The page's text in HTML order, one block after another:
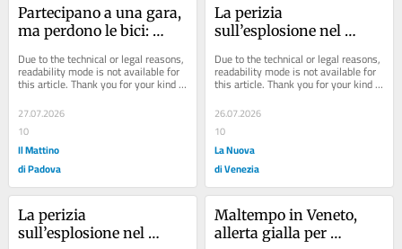
Partecipano a una gara,
ma perdono le bici:
premiazione
Due to the technical or legal reasons,
readability mode is not available for
this article. Thank you for your kind
27.07.2026
10
Il Mattino
di Padova
La perizia
sull’esplosione nel
poliziotti: «Fu una
trappola per uccidere»
Due to the technical or legal reasons,
readability mode is not available for
this article. Thank you for your kind
26.07.2026
10
La Nuova
di Venezia
La perizia
sull’esplosione nel
Maltempo in Veneto,
allerta gialla per